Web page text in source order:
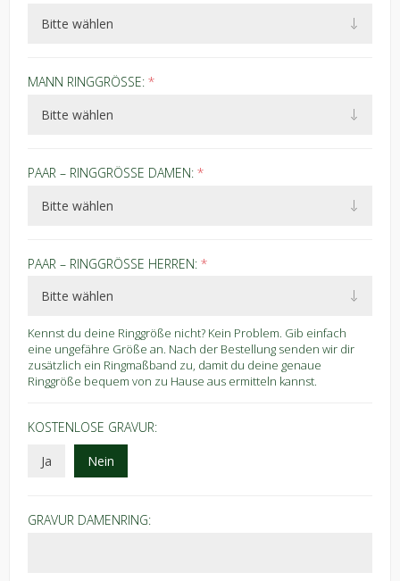
MANN RINGGRÖSSE: *
PAAR – RINGGRÖSSE DAMEN: *
PAAR – RINGGRÖSSE HERREN: *
Kennst du deine Ringgröße nicht? Kein Problem. Gib einfach
eine ungefähre Größe an. Nach der Bestellung senden wir dir
zusätzlich ein Ringmaßband zu, damit du deine genaue
Ringgröße bequem von zu Hause aus ermitteln kannst.
KOSTENLOSE GRAVUR:
Ja
Nein
GRAVUR DAMENRING: